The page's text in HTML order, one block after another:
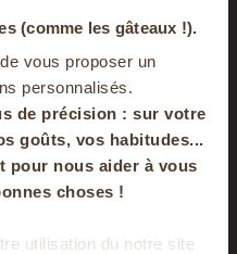
(comme les gâteaux !).
vous proposer un
personnalisés.
de précision : sur votre
goûts, vos habitudes...
pour nous aider à vous
choses !
utilisation du notre site
et au romarin ;
encore pochées aux
sur
à notre newsletter